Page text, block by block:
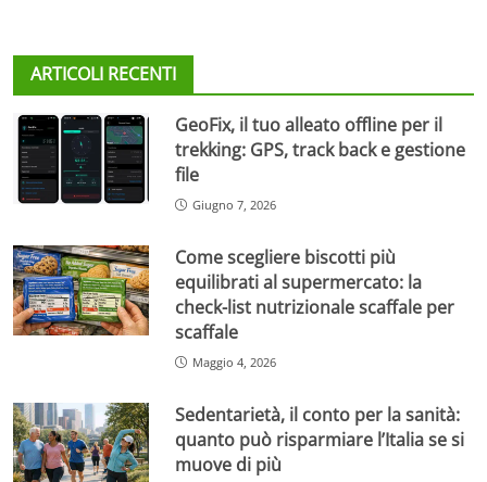
ARTICOLI RECENTI
GeoFix, il tuo alleato offline per il
trekking: GPS, track back e gestione
file
Giugno 7, 2026
Come scegliere biscotti più
equilibrati al supermercato: la
check-list nutrizionale scaffale per
scaffale
Maggio 4, 2026
Sedentarietà, il conto per la sanità:
quanto può risparmiare l’Italia se si
muove di più